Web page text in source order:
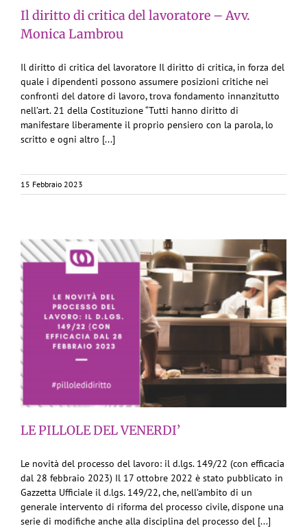
Il diritto di critica del lavoratore – Avv.
Monica Lambrou
Il diritto di critica del lavoratore Il diritto di critica, in forza del
quale i dipendenti possono assumere posizioni critiche nei
confronti del datore di lavoro, trova fondamento innanzitutto
nell’art. 21 della Costituzione “Tutti hanno diritto di
manifestare liberamente il proprio pensiero con la parola, lo
scritto e ogni altro [...]
15 Febbraio 2023
LE PILLOLE DEL VENERDI’
Le novità del processo del lavoro: il d.lgs. 149/22 (con efficacia
dal 28 febbraio 2023) Il 17 ottobre 2022 è stato pubblicato in
Gazzetta Ufficiale il d.lgs. 149/22, che, nell’ambito di un
generale intervento di riforma del processo civile, dispone una
serie di modifiche anche alla disciplina del processo del [...]